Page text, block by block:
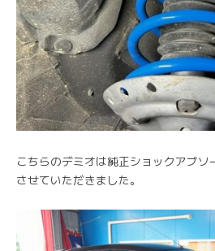
こちらのデミオは純正ショックアブソ
させていただきました。